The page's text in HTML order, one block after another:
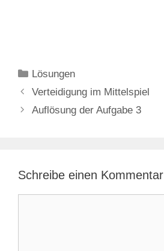
Kategorien
Lösungen
Verteidigung im Mittelspiel
Auflösung der Aufgabe 3
Schreibe einen Kommentar